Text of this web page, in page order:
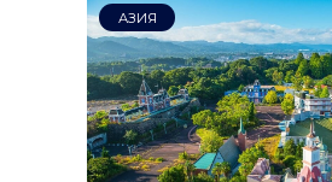
АЗИЯ